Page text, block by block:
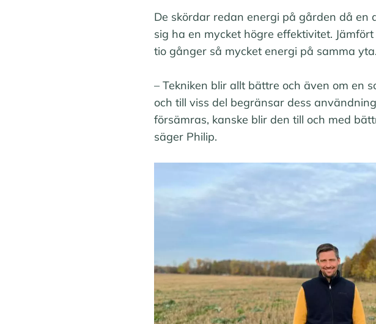
De skördar redan energi på gården då en
sig ha en mycket högre effektivitet.
tio gånger så mycket energi på samma yta.
– Tekniken blir allt bättre och även om en
och till viss del begränsar dess
försämras, kanske blir den till och med
säger Philip.